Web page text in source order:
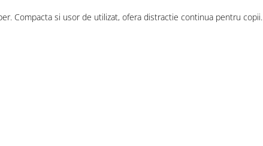
Compacta si usor de utilizat, ofera distractie continua pentru copii.